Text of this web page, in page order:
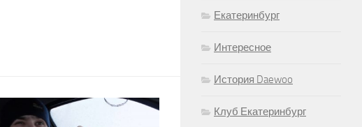
Екатеринбург
Интересное
История Daewoo
Клуб Екатеринбург